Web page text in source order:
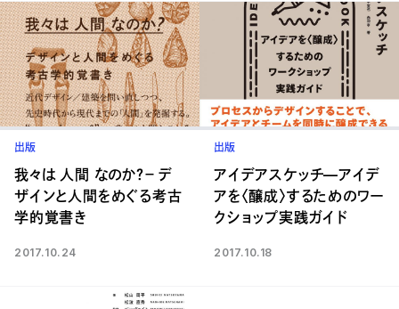
出版
我々は 人間 なのか？－ デ
ザインと人間をめぐる考古
学的覚書き
2017.10.24
出版
アイデアスケッチ—アイデ
アを〈醸成〉するためのワー
クショップ実践ガイド
2017.10.18